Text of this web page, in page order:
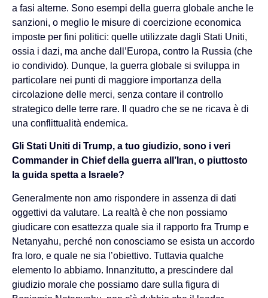
a fasi alterne. Sono esempi della guerra globale anche le
sanzioni, o meglio le misure di coercizione economica
imposte per fini politici: quelle utilizzate dagli Stati Uniti,
ossia i dazi, ma anche dall’Europa, contro la Russia (che
io condivido). Dunque, la guerra globale si sviluppa in
particolare nei punti di maggiore importanza della
circolazione delle merci, senza contare il controllo
strategico delle terre rare. Il quadro che se ne ricava è di
una conflittualità endemica.
Gli Stati Uniti di Trump, a tuo giudizio, sono i veri
Commander in Chief della guerra all’Iran, o piuttosto
la guida spetta a Israele?
Generalmente non amo rispondere in assenza di dati
oggettivi da valutare. La realtà è che non possiamo
giudicare con esattezza quale sia il rapporto fra Trump e
Netanyahu, perché non conosciamo se esista un accordo
fra loro, e quale ne sia l’obiettivo. Tuttavia qualche
elemento lo abbiamo. Innanzitutto, a prescindere dal
giudizio morale che possiamo dare sulla figura di